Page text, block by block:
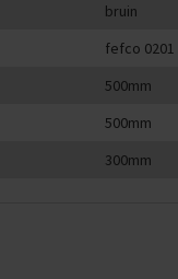
bruin
fefco 0201
500mm
500mm
300mm